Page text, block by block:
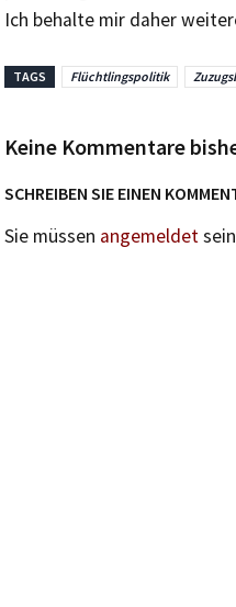
Ich behalte mir daher
TAGS Flüchtlingspolitik
Keine Kommentare
SCHREIBEN SIE EINEN
Sie müssen angemeldet